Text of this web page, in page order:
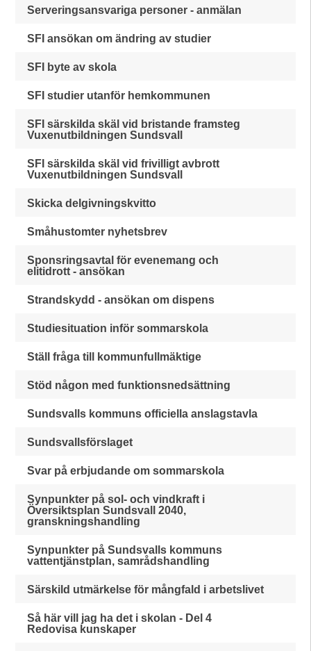
Serveringsansvariga personer - anmälan
SFI ansökan om ändring av studier
SFI byte av skola
SFI studier utanför hemkommunen
SFI särskilda skäl vid bristande framsteg
Vuxenutbildningen Sundsvall
SFI särskilda skäl vid frivilligt avbrott
Vuxenutbildningen Sundsvall
Skicka delgivningskvitto
Småhustomter nyhetsbrev
Sponsringsavtal för evenemang och
elitidrott - ansökan
Strandskydd - ansökan om dispens
Studiesituation inför sommarskola
Ställ fråga till kommunfullmäktige
Stöd någon med funktionsnedsättning
Sundsvalls kommuns officiella anslagstavla
Sundsvallsförslaget
Svar på erbjudande om sommarskola
Synpunkter på sol- och vindkraft i
Översiktsplan Sundsvall 2040,
granskningshandling
Synpunkter på Sundsvalls kommuns
vattentjänstplan, samrådshandling
Särskild utmärkelse för mångfald i arbetslivet
Så här vill jag ha det i skolan - Del 4
Redovisa kunskaper